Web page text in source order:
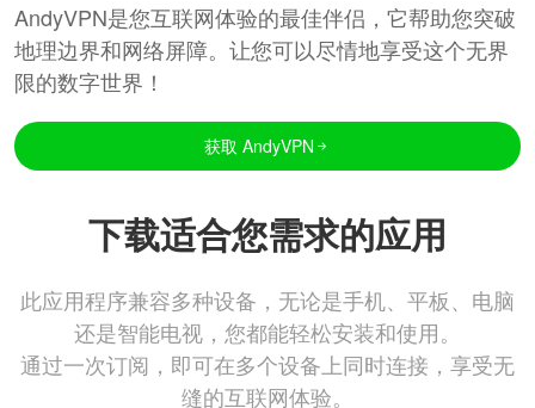
AndyVPN是您互联网体验的最佳伴侣，它帮助您突破
地理边界和网络屏障。让您可以尽情地享受这个无界
限的数字世界！
获取 AndyVPN
下载适合您需求的应用
此应用程序兼容多种设备，无论是手机、平板、电脑
还是智能电视，您都能轻松安装和使用。
通过一次订阅，即可在多个设备上同时连接，享受无
缝的互联网体验。